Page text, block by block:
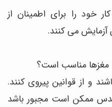
خود را برای اطمینان از
می کنند.
مناسب است؟
و از قوانین پیروی کنند.
ممکن است مجبور باشد